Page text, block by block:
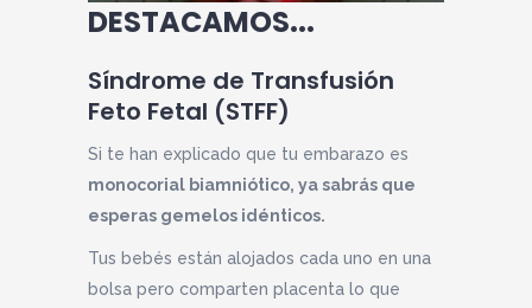
DESTACAMOS...
Síndrome de Transfusión
Feto Fetal (STFF)
Si te han explicado que tu embarazo es
monocorial biamniótico, ya sabrás que
esperas gemelos idénticos.
Tus bebés están alojados cada uno en una
bolsa pero comparten placenta lo que